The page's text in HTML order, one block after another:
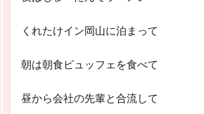
くれたけイン岡山に泊まって
朝は朝食ビュッフェを食べて
昼から会社の先輩と合流して